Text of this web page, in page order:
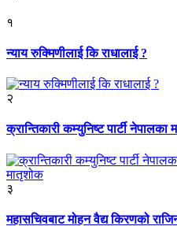
१
न्याय रुक्मिणीलाई कि राधालाई ?
२
क्रान्तिकारी कम्युनिष्ट पार्टी नेपालका
३
महासचिवबाट मोहन वैद्य किरणको